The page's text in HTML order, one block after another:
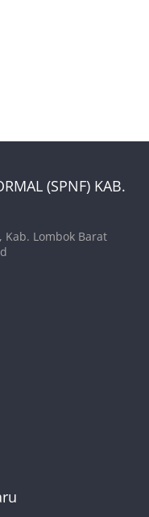
(SPNF) KAB.
Kab. Lombok Barat